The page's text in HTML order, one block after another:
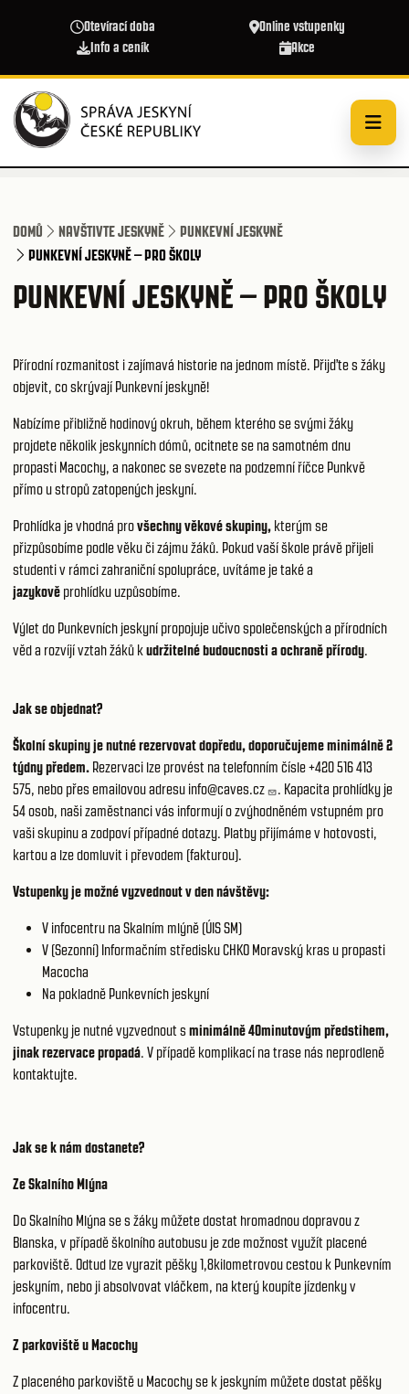
Otevírací doba
Online vstupenky
Info a ceník
Akce
DOMŮ NAVŠTIVTE JESKYNĚ
PUNKEVNÍ JESKYNĚ
PUNKEVNÍ JESKYNĚ – PRO ŠKOLY
PUNKEVNÍ JESKYNĚ – PRO ŠKOLY
Přírodní rozmanitost i zajímavá historie na jednom místě. Přijďte s žáky
objevit, co skrývají Punkevní jeskyně!
Nabízíme přibližně hodinový okruh, během kterého se svými žáky
projdete několik jeskynních dómů, ocitnete se na samotném dnu
propasti Macochy, a nakonec se svezete na podzemní říčce Punkvě
přímo u stropů zatopených jeskyní.
Prohlídka je vhodná provšechny věkové skupiny, kterým se
přizpůsobíme podle věku či zájmu žáků. Pokud vaší škole právě přijeli
studenti v rámci zahraniční spolupráce, uvítáme je také a
jazykově prohlídku uzpůsobíme.
Výlet do Punkevních jeskyní propojuje učivo společenských a přírodních
věd a rozvíjí vztah žáků kudržitelné budoucnosti a ochraně přírody.
Jak se objednat?
Školní skupiny je nutné rezervovat dopředu, doporučujeme minimálně 2
týdny předem. Rezervaci lze provést na telefonním čísle +420 516 413
575, nebo přes emailovou adresu info@caves.cz
. Kapacita prohlídky je
54 osob, naši zaměstnanci vás informují o zvýhodněném vstupném pro
vaši skupinu a zodpoví případné dotazy. Platby přijímáme v hotovosti,
kartou a lze domluvit i převodem (fakturou).
Vstupenky je možné vyzvednout v den návštěvy:
V infocentru na Skalním mlýně (ÚIS SM)
V (Sezonní) Informačním středisku CHKO Moravský kras u propasti
Macocha
Na pokladně Punkevních jeskyní
Vstupenky je nutné vyzvednout sminimálně 40minutovým předstihem,
jinak rezervace propadá. V případě komplikací na trase nás neprodleně
kontaktujte.
Jak se k nám dostanete?
Ze Skalního Mlýna
Do Skalního Mlýna se s žáky můžete dostat hromadnou dopravou z
Blanska, v případě školního autobusu je zde možnost využít placené
parkoviště. Odtud lze vyrazit pěšky 1,8kilometrovou cestou k Punkevním
jeskyním, nebo ji absolvovat vláčkem, na který koupíte jízdenky v
infocentru.
Z parkoviště u Macochy
Z placeného parkoviště u Macochy se k jeskyním můžete dostat pěšky